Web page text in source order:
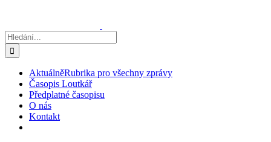
obsah
Hledat:
AktuálněRubrika pro všechny zprávy
Časopis Loutkář
Předplatné časopisu
O nás
Kontakt